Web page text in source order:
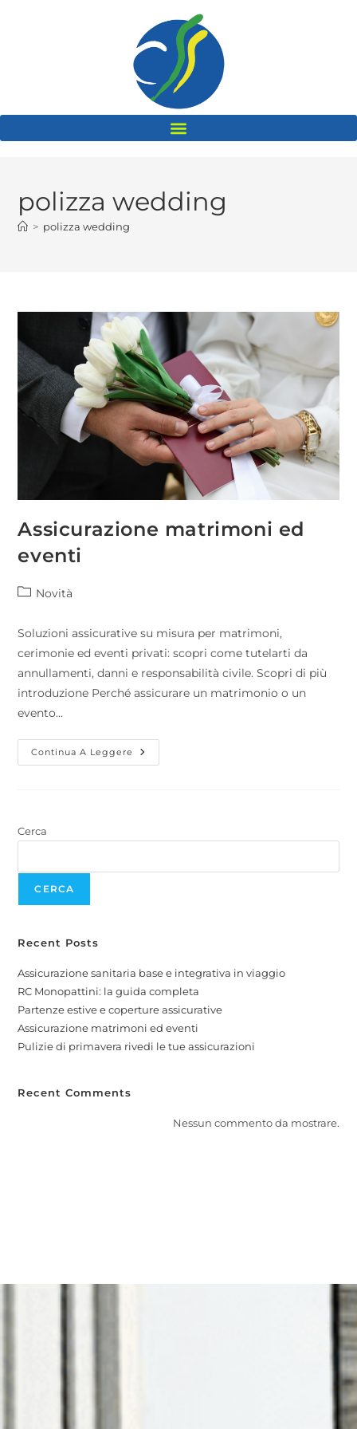
polizza wedding
> polizza wedding
Assicurazione matrimoni ed
eventi
Novità
Soluzioni assicurative su misura per matrimoni,
cerimonie ed eventi privati: scopri come tutelarti da
annullamenti, danni e responsabilità civile. Scopri di più
introduzione Perché assicurare un matrimonio o un
evento…
Continua A Leggere
Cerca
CERCA
Recent Posts
Assicurazione sanitaria base e integrativa in viaggio
RC Monopattini: la guida completa
Partenze estive e coperture assicurative
Assicurazione matrimoni ed eventi
Pulizie di primavera rivedi le tue assicurazioni
Recent Comments
Nessun commento da mostrare.